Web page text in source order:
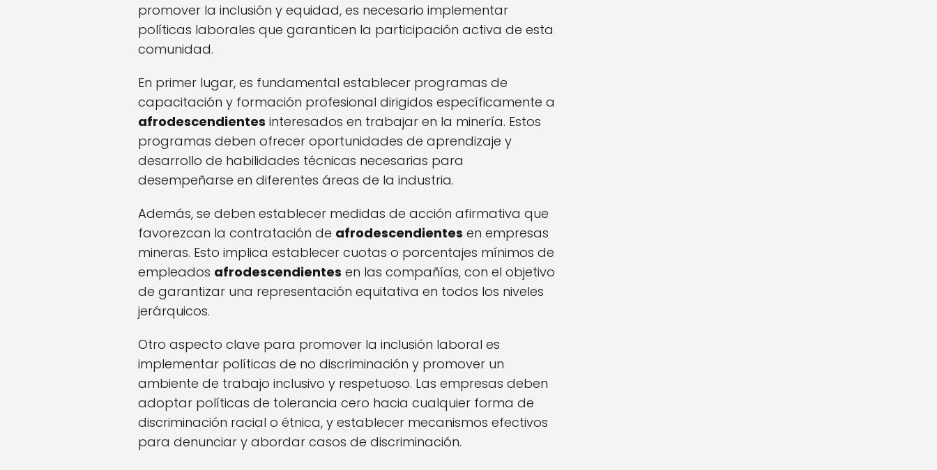
promover la inclusión y equidad, es necesario implementar
políticas laborales que garanticen la participación activa de esta
comunidad.
En primer lugar, es fundamental establecer programas de
capacitación y formación profesional dirigidos específicamente a
afrodescendientes interesados en trabajar en la minería. Estos
programas deben ofrecer oportunidades de aprendizaje y
desarrollo de habilidades técnicas necesarias para
desempeñarse en diferentes áreas de la industria.
Además, se deben establecer medidas de acción afirmativa que
favorezcan la contratación de afrodescendientes en empresas
mineras. Esto implica establecer cuotas o porcentajes mínimos de
empleados afrodescendientes en las compañías, con el objetivo
de garantizar una representación equitativa en todos los niveles
jerárquicos.
Otro aspecto clave para promover la inclusión laboral es
implementar políticas de no discriminación y promover un
ambiente de trabajo inclusivo y respetuoso. Las empresas deben
adoptar políticas de tolerancia cero hacia cualquier forma de
discriminación racial o étnica, y establecer mecanismos efectivos
para denunciar y abordar casos de discriminación.